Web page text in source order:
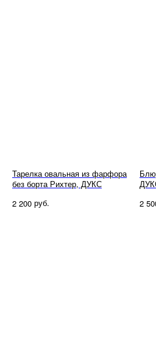
Тарелка овальная из фарфора
без борта Рихтер, ДУКС
2 200 руб.
2